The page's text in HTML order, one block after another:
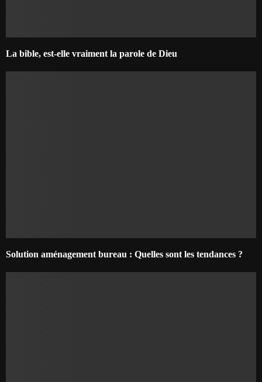
La bible, est-elle vraiment la parole de Dieu
Solution aménagement bureau : Quelles sont les tendances ?